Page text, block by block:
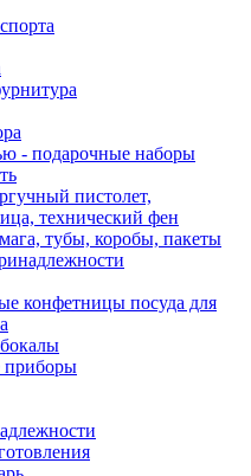
- подарочные наборы
пистолет,
технический фен
тубы, коробы, пакеты
конфетницы посуда для
приборы